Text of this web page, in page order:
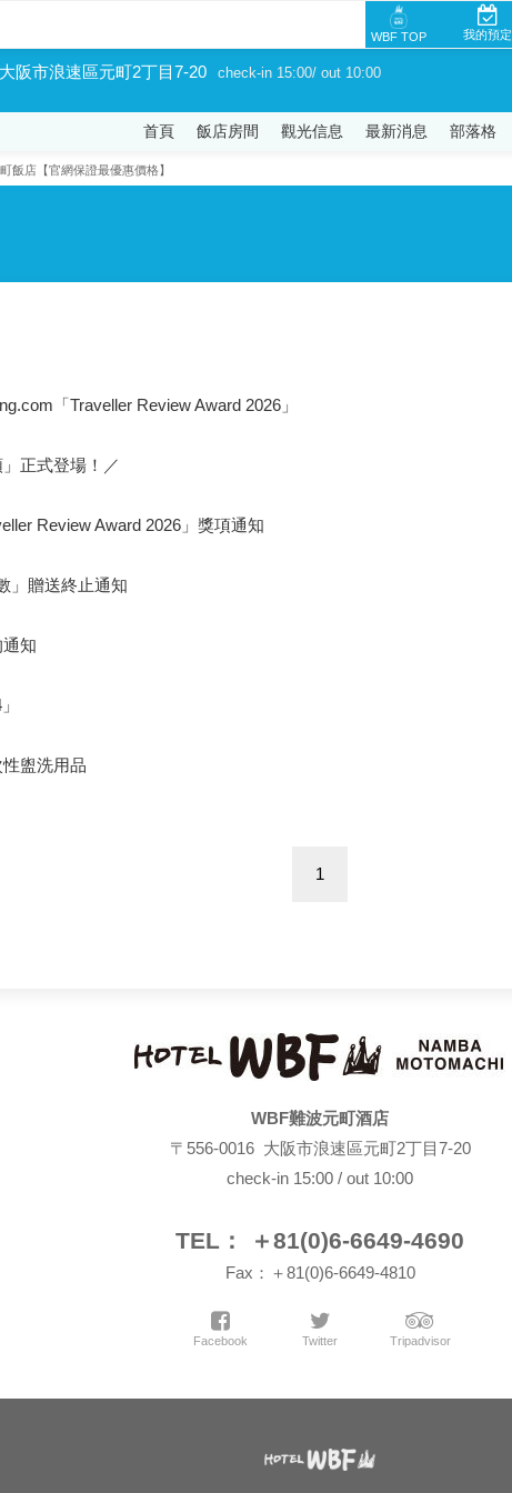
WBF TOP 我的預定
阪市浪速區元町2丁目7-20 check-in 15:00/ out 10:00
首頁 飯店房間 觀光信息 最新消息 部落格
飯店【官網保證最優惠價格】
「Traveller Review Award 2026」
正式登場！／
Review Award 2026」獎項通知
」贈送終止通知
知
盥洗用品
1
WBF難波元町酒店
〒556-0016 大阪市浪速區元町2丁目7-20
check-in 15:00 / out 10:00
TEL： ＋81(0)6-6649-4690
Fax：＋81(0)6-6649-4810
Facebook Twitter Tripadvisor